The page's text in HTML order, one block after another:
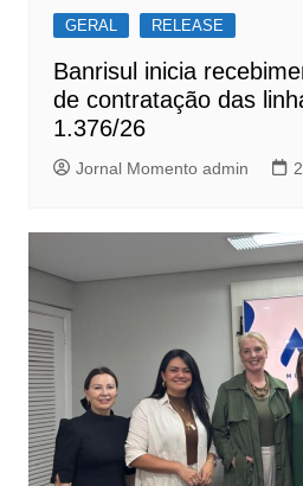
o
o
k
p
p
GERAL RELEASE
Banrisul inicia
de contratação das
1.376/26
Jornal Momento admin